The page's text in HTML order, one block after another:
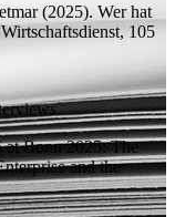
(2025). Wer hat
Wirtschaftsdienst, 105
Bonn 2025: The
and the